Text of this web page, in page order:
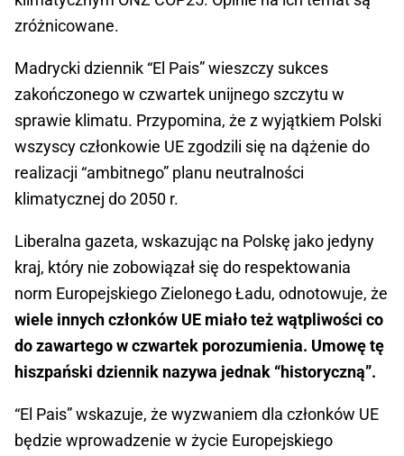
zróżnicowane.
Madrycki dziennik “El Pais” wieszczy sukces
zakończonego w czwartek unijnego szczytu w
sprawie klimatu. Przypomina, że z wyjątkiem Polski
wszyscy członkowie UE zgodzili się na dążenie do
realizacji “ambitnego” planu neutralności
klimatycznej do 2050 r.
Liberalna gazeta, wskazując na Polskę jako jedyny
kraj, który nie zobowiązał się do respektowania
norm Europejskiego Zielonego Ładu, odnotowuje, że
wiele innych członków UE miało też wątpliwości co
do zawartego w czwartek porozumienia. Umowę tę
hiszpański dziennik nazywa jednak “historyczną”.
“El Pais” wskazuje, że wyzwaniem dla członków UE
będzie wprowadzenie w życie Europejskiego